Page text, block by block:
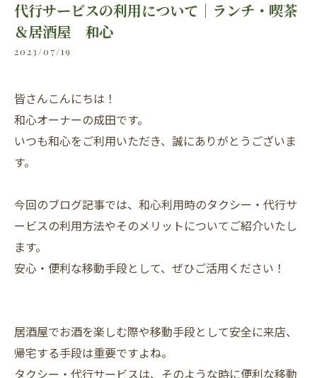
代行サービスの利用について｜ランチ・喫茶
＆居酒屋 和心
2023/07/19
皆さんこんにちは！
和心オーナーの成田です。
いつも和心をご利用いただき、誠にありがとうございま
す。
今回のブログ記事では、和心利用時のタクシー・代行サ
ービスの利用方法やそのメリットについてご紹介いたし
ます。
安心・便利な移動手段として、ぜひご活用ください！
居酒屋でお酒を楽しむ際や移動手段として安全に来店、
帰宅する手段は重要ですよね。
タクシー・代行サービスは、そのような時に便利な移動